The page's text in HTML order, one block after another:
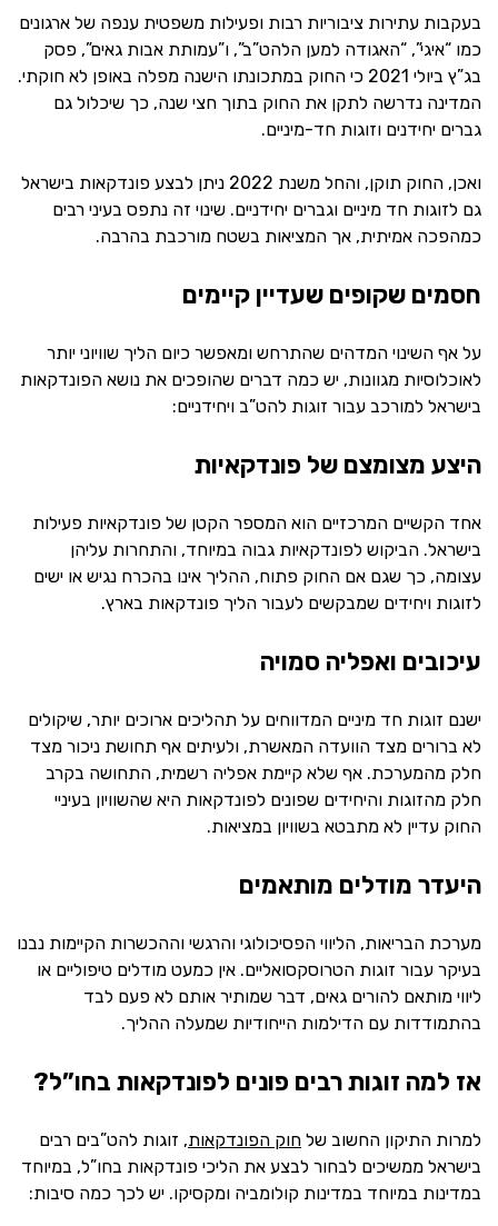
בעקבות עתירות ציבוריות רבות ופעילות משפטית ענפה של ארגונים
כמו “איגי”, “האגודה למען הלהט”ב”, ו”עמותת אבות גאים”, פסק
בג”ץ ביולי 2021 כי החוק במתכונתו הישנה מפלה באופן לא חוקתי.
המדינה נדרשה לתקן את החוק בתוך חצי שנה, כך שיכלול גם
גברים יחידנים וזוגות חד-מיניים.
ואכן, החוק תוקן, והחל משנת 2022 ניתן לבצע פונדקאות בישראל
גם לזוגות חד מיניים וגברים יחידניים. שינוי זה נתפס בעיני רבים
כמהפכה אמיתית, אך המציאות בשטח מורכבת בהרבה.
חסמים שקופים שעדיין קיימים
על אף השינוי המדהים שהתרחש ומאפשר כיום הליך שוויוני יותר
לאוכלוסיות מגוונות, יש כמה דברים שהופכים את נושא הפונדקאות
בישראל למורכב עבור זוגות להט”ב ויחידניים:
היצע מצומצם של פונדקאיות
אחד הקשיים המרכזיים הוא המספר הקטן של פונדקאיות פעילות
בישראל. הביקוש לפונדקאיות גבוה במיוחד, והתחרות עליהן
עצומה, כך שגם אם החוק פתוח, ההליך אינו בהכרח נגיש או ישים
לזוגות ויחידים שמבקשים לעבור הליך פונדקאות בארץ.
עיכובים ואפליה סמויה
ישנם זוגות חד מיניים המדווחים על תהליכים ארוכים יותר, שיקולים
לא ברורים מצד הוועדה המאשרת, ולעיתים אף תחושת ניכור מצד
חלק מהמערכת. אף שלא קיימת אפליה רשמית, התחושה בקרב
חלק מהזוגות והיחידים שפונים לפונדקאות היא שהשוויון בעיניי
החוק עדיין לא מתבטא בשוויון במציאות.
היעדר מודלים מותאמים
מערכת הבריאות, הליווי הפסיכולוגי והרגשי וההכשרות הקיימות נבנו
בעיקר עבור זוגות הטרוסקסואליים. אין כמעט מודלים טיפוליים או
ליווי מותאם להורים גאים, דבר שמותיר אותם לא פעם לבד
בהתמודדות עם הדילמות הייחודיות שמעלה ההליך.
אז למה זוגות רבים פונים לפונדקאות בחו”ל?
למרות התיקון החשוב של חוק הפונדקאות, זוגות להט”בים רבים
בישראל ממשיכים לבחור לבצע את הליכי פונדקאות בחו”ל, במיוחד
במדינות במיוחד במדינות קולומביה ומקסיקו. יש לכך כמה סיבות: